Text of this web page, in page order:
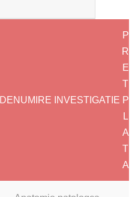
DENUMIRE INVESTIGATIE
P
R
E
T
P
L
A
T
A